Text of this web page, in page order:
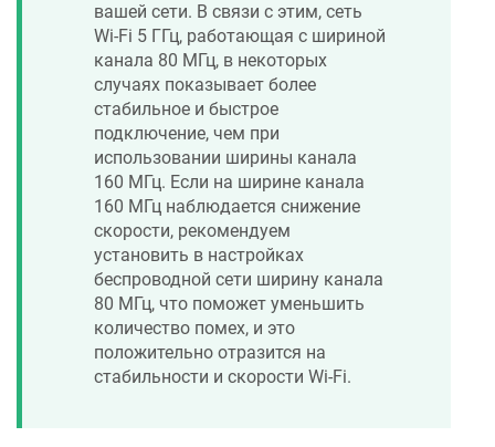
вашей сети. В связи с этим, сеть
Wi-Fi 5 ГГц, работающая с шириной
канала 80 МГц, в некоторых
случаях показывает более
стабильное и быстрое
подключение, чем при
использовании ширины канала
160 МГц. Если на ширине канала
160 МГц наблюдается снижение
скорости, рекомендуем
установить в настройках
беспроводной сети ширину канала
80 МГц, что поможет уменьшить
количество помех, и это
положительно отразится на
стабильности и скорости Wi-Fi.